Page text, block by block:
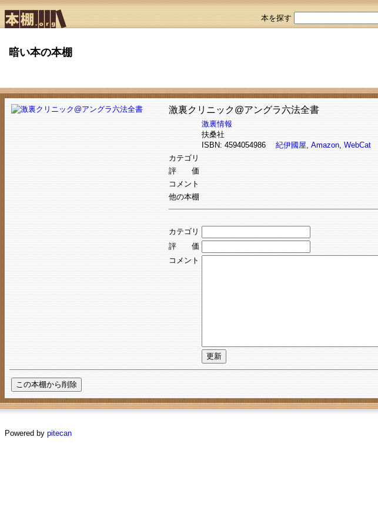
本を探す
暗い本の本棚
激裏クリニック@アングラ六法全書
激裏情報
扶桑社
ISBN: 4594054986 紀伊國屋, Amazon, WebCat
カテゴリ
評 価
コメント
他の本棚
カテゴリ
評 価
コメント
Powered by pitecan